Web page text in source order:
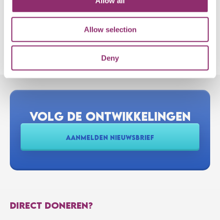
Allow selection
Deny
E-MAIL
VOLG DE ONTWIKKELINGEN
AANMELDEN NIEUWSBRIEF
DIRECT DONEREN?